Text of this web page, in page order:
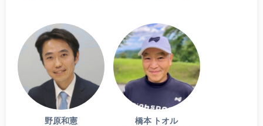
野原和憲 橋本 トオル